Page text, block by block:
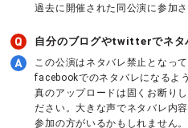
過去に開催された同公演に参加
自分のブログやtwitterでネタ
この公演はネタバレ禁止となっ
facebookでのネタバレになるよ
真のアップロードは固くお断り
ださい。大きな声でネタバレ内
参加の方がいるかもしれません。